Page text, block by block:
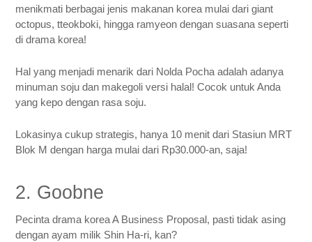
menikmati berbagai jenis makanan korea mulai dari giant
octopus, tteokboki, hingga ramyeon dengan suasana seperti
di drama korea!
Hal yang menjadi menarik dari Nolda Pocha adalah adanya
minuman soju dan makegoli versi halal! Cocok untuk Anda
yang kepo dengan rasa soju.
Lokasinya cukup strategis, hanya 10 menit dari Stasiun MRT
Blok M dengan harga mulai dari Rp30.000-an, saja!
2. Goobne
Pecinta drama korea A Business Proposal, pasti tidak asing
dengan ayam milik Shin Ha-ri, kan?